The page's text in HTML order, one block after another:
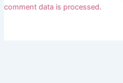
comment data is processed.